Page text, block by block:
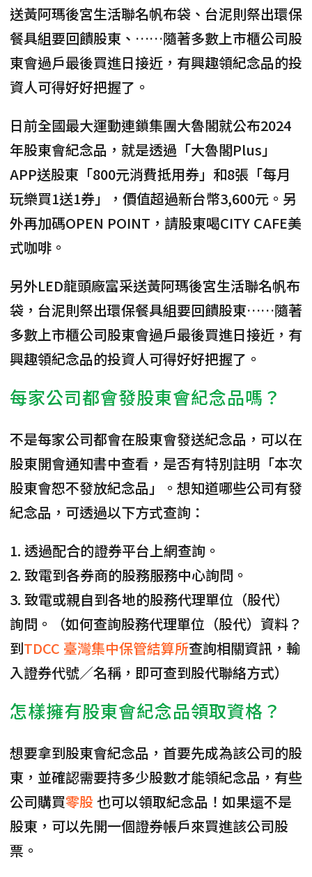
送黃阿瑪後宮生活聯名帆布袋、台泥則祭出環保
餐具組要回饋股東、 ……隨著多數上市櫃公司股
東會過戶最後買進日接近，有興趣領紀念品的投
資人可得好好把握了。
日前全國最大運動連鎖集團大魯閣就公布2024
年股東會紀念品，就是透過「大魯閣Plus」
APP送股東「800元消費抵用券」和8張「每月
玩樂買1送1券」，價值超過新台幣3,600元。另
外再加碼OPEN POINT，請股東喝CITY CAFE美
式咖啡。
另外LED龍頭廠富采送黃阿瑪後宮生活聯名帆布
袋，台泥則祭出環保餐具組要回饋股東……隨著
多數上市櫃公司股東會過戶最後買進日接近，有
興趣領紀念品的投資人可得好好把握了。
每家公司都會發股東會紀念品嗎？
不是每家公司都會在股東會發送紀念品，可以在
股東開會通知書中查看，是否有特別註明「本次
股東會恕不發放紀念品」。想知道哪些公司有發
紀念品，可透過以下方式查詢：
1. 透過配合的證券平台上網查詢。
2. 致電到各券商的股務服務中心詢問。
3. 致電或親自到各地的股務代理單位（股代）
詢問。
（如何查詢股務代理單位（股代）資料？
到TDCC 臺灣集中保管結算所查詢相關資訊，輸
入證券代號／名稱，即可查到股代聯絡方式）
怎樣擁有股東會紀念品領取資格？
想要拿到股東會紀念品，首要先成為該公司的股
東，並確認需要持多少股數才能領紀念品，有些
公司購買零股也可以領取紀念品！如果還不是
股東，可以先開一個證券帳戶來買進該公司股
票。